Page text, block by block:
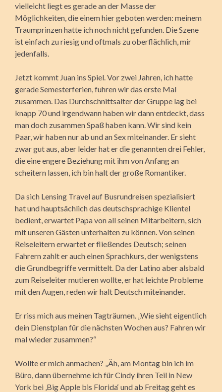
vielleicht liegt es gerade an der Masse der
Möglichkeiten, die einem hier geboten werden: meinem
Traumprinzen hatte ich noch nicht gefunden. Die Szene
ist einfach zu riesig und oftmals zu oberflächlich, mir
jedenfalls.
Jetzt kommt Juan ins Spiel. Vor zwei Jahren, ich hatte
gerade Semesterferien, fuhren wir das erste Mal
zusammen. Das Durchschnittsalter der Gruppe lag bei
knapp 70 und irgendwann haben wir dann entdeckt, dass
man doch zusammen Spaß haben kann. Wir sind kein
Paar, wir haben nur ab und an Sex miteinander. Er sieht
zwar gut aus, aber leider hat er die genannten drei Fehler,
die eine engere Beziehung mit ihm von Anfang an
scheitern lassen, ich bin halt der große Romantiker.
Da sich Lensing Travel auf Busrundreisen spezialisiert
hat und hauptsächlich das deutschsprachige Klientel
bedient, erwartet Papa von all seinen Mitarbeitern, sich
mit unseren Gästen unterhalten zu können. Von seinen
Reiseleitern erwartet er fließendes Deutsch; seinen
Fahrern zahlt er auch einen Sprachkurs, der wenigstens
die Grundbegriffe vermittelt. Da der Latino aber alsbald
zum Reiseleiter mutieren wollte, er hat leichte Probleme
mit den Augen, reden wir halt Deutsch miteinander.
Er riss mich aus meinen Tagträumen. „Wie sieht eigentlich
dein Dienstplan für die nächsten Wochen aus? Fahren wir
mal wieder zusammen?“
Wollte er mich anmachen? „Äh, am Montag bin ich im
Büro, dann übernehme ich für Cindy ihren Teil in New
York bei ‚Big Apple bis Florida‘ und ab Freitag geht es